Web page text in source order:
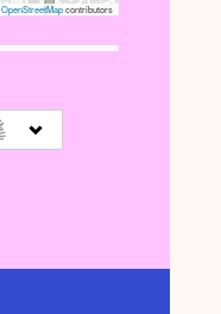
OpenStreetMapcontributors